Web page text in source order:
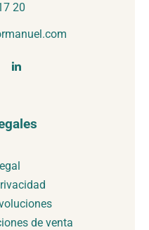
de venta
20